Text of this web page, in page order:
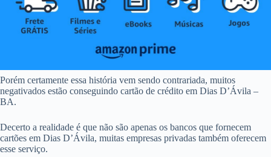
Porém certamente essa história vem sendo contrariada, muitos
negativados estão conseguindo cartão de crédito em Dias D’Ávila –
BA.
Decerto a realidade é que não são apenas os bancos que fornecem
cartões em Dias D’Ávila, muitas empresas privadas também oferecem
esse serviço.